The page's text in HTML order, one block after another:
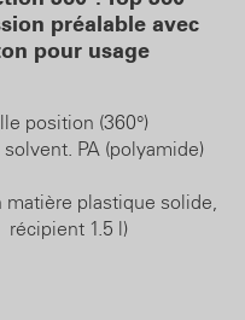
préalable avec
pour usage
position (360°)
PA (polyamide)
plastique solide,
récipient 1.5 l)
chimiques